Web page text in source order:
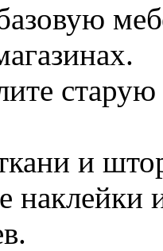
старую
и
наклейки